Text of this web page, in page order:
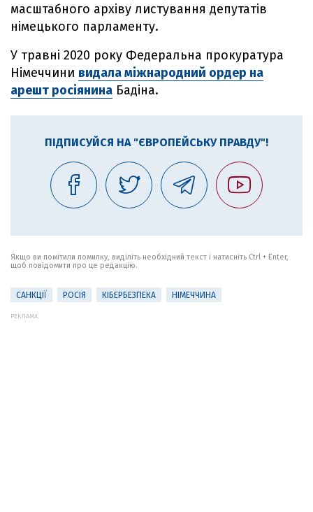
масштабного архіву листування депутатів
німецького парламенту.
У травні 2020 року Федеральна прокуратура
Німеччини видала міжнародний ордер на
арешт росіянина Бадіна.
ПІДПИСУЙСЯ НА "ЄВРОПЕЙСЬКУ ПРАВДУ"!
Якщо ви помітили помилку, виділіть необхідний текст і натисніть Ctrl + Enter,
щоб повідомити про це редакцію.
САНКЦІЇ РОСІЯ КІБЕРБЕЗПЕКА НІМЕЧЧИНА
РЕКЛАМА: